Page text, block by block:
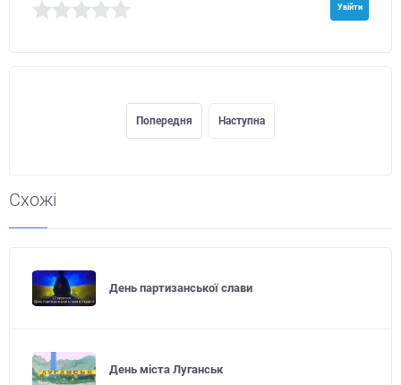
Увійти
Попередня Наступна
Схожі
День партизанської слави
День міста Луганськ